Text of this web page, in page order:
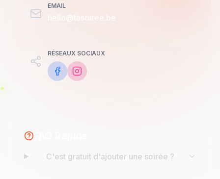
EMAIL
hello@tasoiree.be
RÉSEAUX SOCIAUX
C'est gratuit d'ajouter une soirée ?